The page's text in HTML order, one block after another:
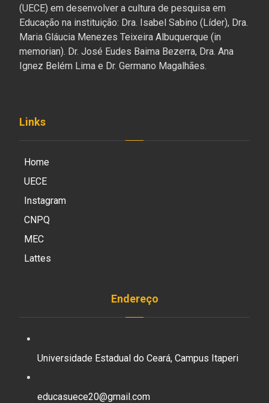
(UECE) em desenvolver a cultura de pesquisa em
Educação na instituição: Dra. Isabel Sabino (Líder), Dra.
Maria Gláucia Menezes Teixeira Albuquerque (in
memorian). Dr. José Eudes Baima Bezerra, Dra. Ana
Ignez Belém Lima e Dr. Germano Magalhães.
Links
Home
UECE
Instagram
CNPQ
MEC
Lattes
Endereço
Universidade Estadual do Ceará, Campus Itaperi
educasuece20@gmail.com